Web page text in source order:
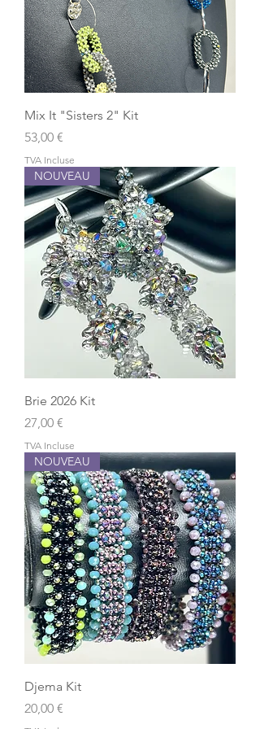
Mix It "Sisters 2" Kit
Prix
53,00 €
TVA Incluse
NOUVEAU
Brie 2026 Kit
Prix
27,00 €
TVA Incluse
NOUVEAU
Djema Kit
Prix
20,00 €